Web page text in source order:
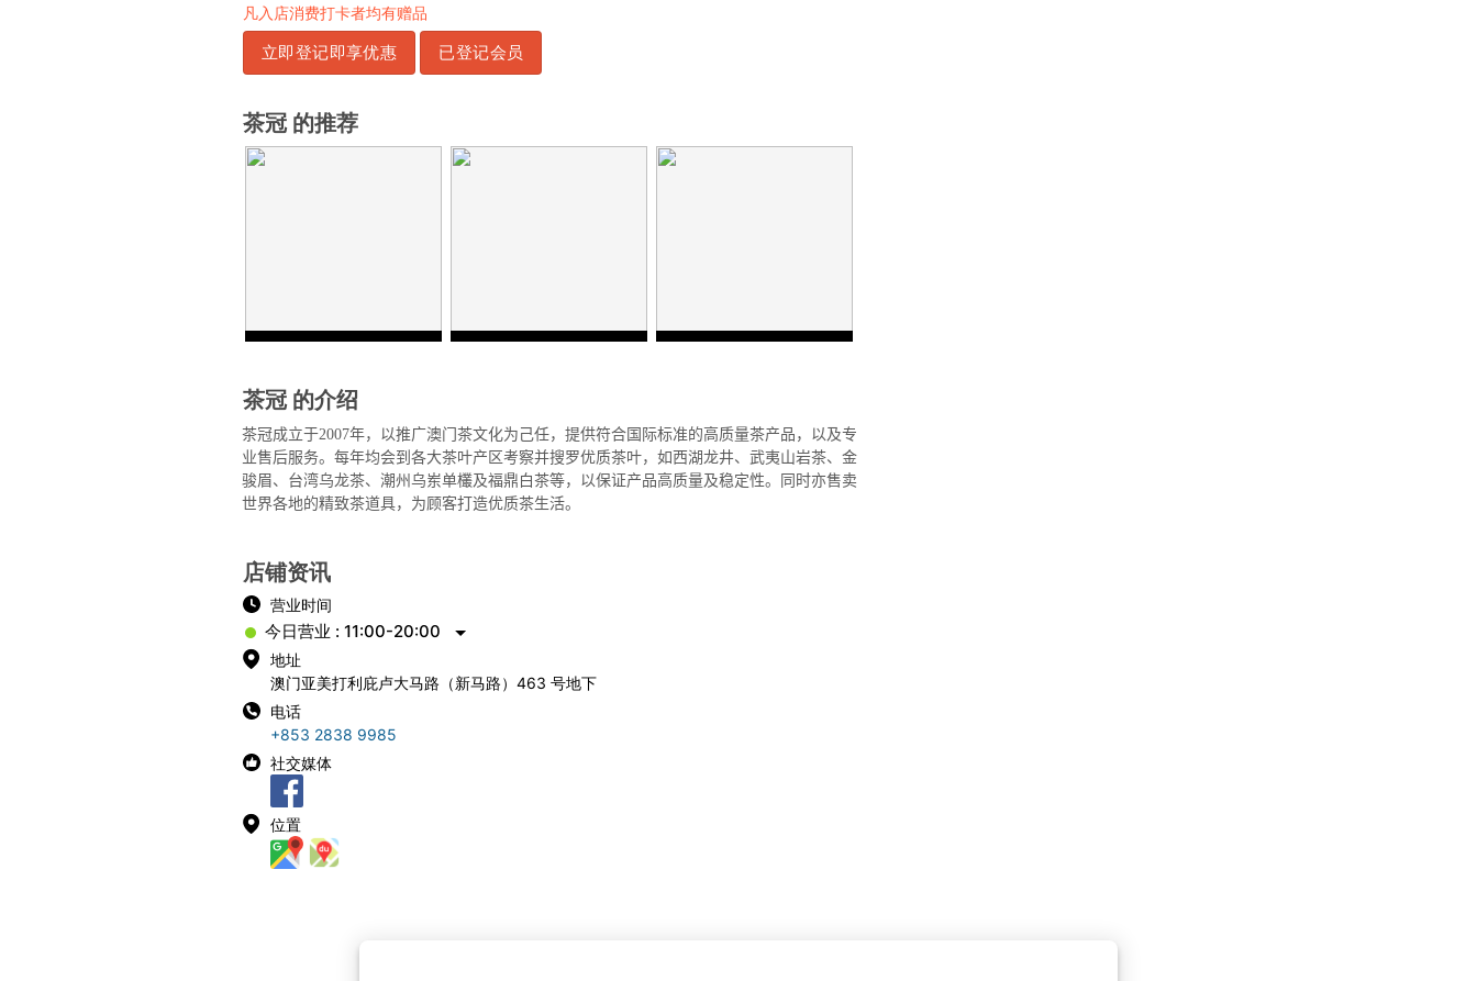
凡入店消费打卡者均有赠品
立即登记即享优惠 已登记会员
茶冠 的推荐
茶冠 的介绍
茶冠成立于2007年，以推广澳门茶文化为己任，提供符合国际标准的高质量茶产品，以及专
业售后服务。每年均会到各大茶叶产区考察并搜罗优质茶叶，如西湖龙井、武夷山岩茶、金
骏眉、台湾乌龙茶、潮州乌岽单欉及福鼎白茶等，以保证产品高质量及稳定性。同时亦售卖
世界各地的精致茶道具，为顾客打造优质茶生活。
店铺资讯
营业时间
今日营业 : 11:00-20:00
地址
澳门亚美打利庇卢大马路（新马路）463 号地下
电话
+853 2838 9985
社交媒体
位置